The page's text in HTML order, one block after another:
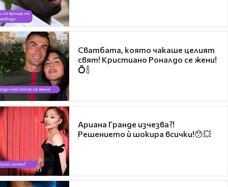
Сватбата, която чакаше целият
свят! Кристиано Роналдо се жени!
💍🍾
Ариана Гранде изчезва?!
Решението ѝ шокира всички!😯💥